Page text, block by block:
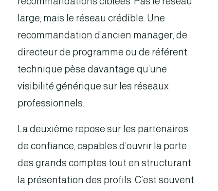
large, mais le réseau crédible. Une
recommandation d’ancien manager, de
directeur de programme ou de référent
technique pèse davantage qu’une
visibilité générique sur les réseaux
professionnels.
La deuxième repose sur les partenaires
de confiance, capables d’ouvrir la porte
des grands comptes tout en structurant
la présentation des profils. C’est souvent